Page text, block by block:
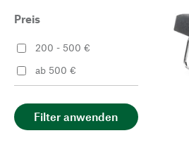
Preis
200 - 500 €
ab 500 €
Filter anwenden